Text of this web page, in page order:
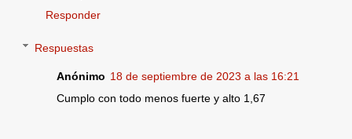
Responder
Respuestas
Anónimo 18 de septiembre de 2023 a las 16:21
Cumplo con todo menos fuerte y alto 1,67